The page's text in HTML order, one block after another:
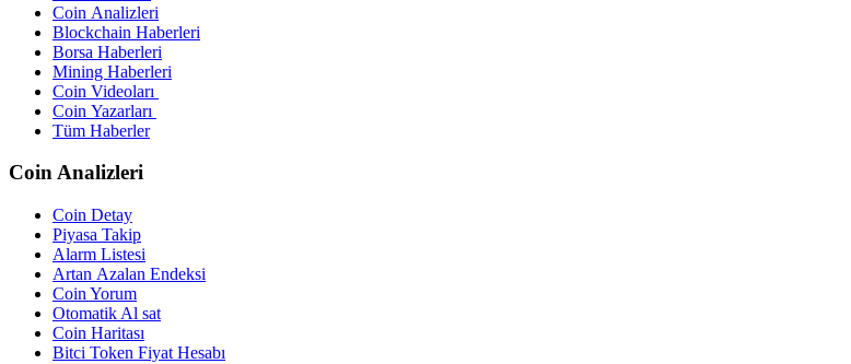
Coin Analizleri
Blockchain Haberleri
Borsa Haberleri
Mining Haberleri
Coin Videoları
Coin Yazarları
Tüm Haberler
Coin Analizleri
Coin Detay
Piyasa Takip
Alarm Listesi
Artan Azalan Endeksi
Coin Yorum
Otomatik Al sat
Coin Haritası
Bitci Token Fiyat Hesabı